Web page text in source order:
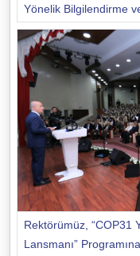
Yönelik Bilgilendirme
Rektörümüz, “COP31
Lansmanı”